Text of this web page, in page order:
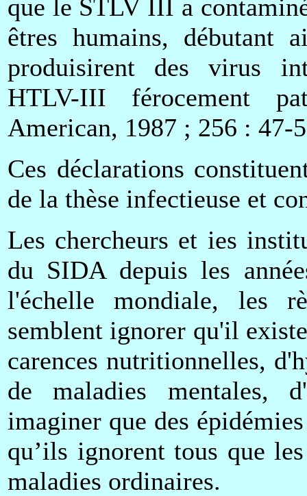
que le STLV III a
êtres humains, débutant
produisirent des virus
HTLV-III férocement
American, 1987 ; 256 : 47-
Ces déclarations
de la thèse infectieuse et
Les chercheurs et ies
du SIDA depuis les
l'échelle mondiale, les
semblent ignorer qu'il
carences nutritionnelles,
de maladies mentales,
imaginer que des
qu’ils ignorent tous que
maladies ordinaires.